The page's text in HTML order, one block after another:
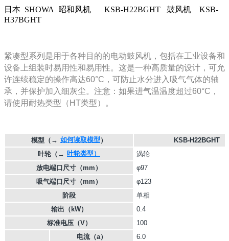
日本 SHOWA 昭和风机
KSB-H22BGHT 鼓风机 KSB-
H37BGHT
紧凑型系列是用于各种目的的电动鼓风机，包括在工业设备和
设备上组装时易用性和易用性。这是一种高质量的设计，可允
许连续稳定的操作高达60°C，可防止水分进入吸气气体的轴
承，并保护加入细灰尘。注意：如果进气温温度超过60°C，
请使用耐热类型（HT类型）。
模型 （→ 如何读取模型 ）
KSB-H22BGHT
叶轮 （→ 叶轮类型）
涡轮
放电端口尺寸（mm）
φ97
吸气端口尺寸（mm）
φ123
阶段
单相
输出（kW）
0.4
标准电压（V）
100
电流（a）
6.0